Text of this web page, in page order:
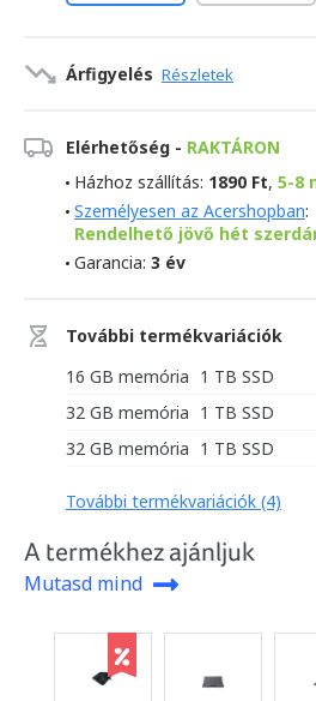
Árfigyelés Részletek
Elérhetőség - RAKTÁRON
Házhoz szállítás: 1890 Ft, 5-8
Személyesen az Acershopban:
Rendelhető jövő hét
Garancia: 3 év
További termékvariációk
16 GB memória 1 TB SSD
32 GB memória 1 TB SSD
32 GB memória 1 TB SSD
További termékvariációk (4)
A termékhez ajánljuk
Mutasd mind